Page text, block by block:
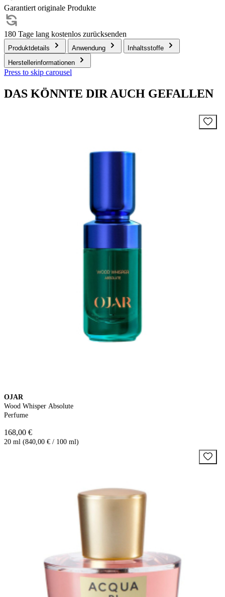
Garantiert originale Produkte
180 Tage lang kostenlos zurücksenden
Produktdetails Anwendung
Inhaltsstoffe
Herstellerinformationen
Press to skip carousel
DAS KÖNNTE DIR AUCH GEFALLEN
OJAR
Wood Whisper Absolute
Perfume
168,00 €
20 ml (840,00 € / 100 ml)